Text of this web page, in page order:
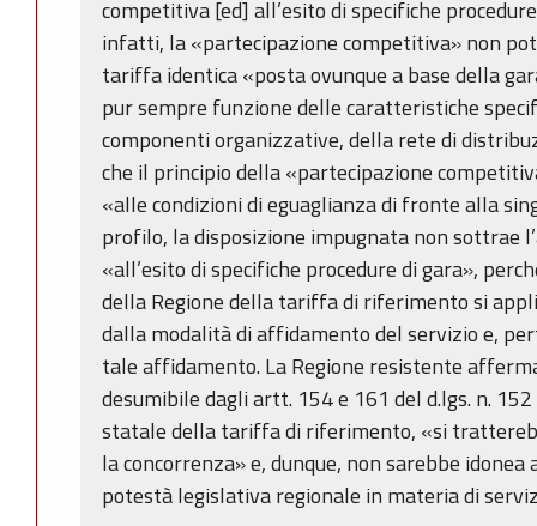
competitiva [ed] all’esito di specifiche
infatti, la «partecipazione competitiva» non
tariffa identica «posta ovunque a base della
pur sempre funzione delle caratteristiche
componenti organizzative, della rete di
che il principio della «partecipazione
«alle condizioni di eguaglianza di fronte alla
profilo, la disposizione impugnata non sottrae
«all’esito di specifiche procedure di gara»,
della Regione della tariffa di riferimento si
dalla modalità di affidamento del servizio e,
tale affidamento. La Regione resistente
desumibile dagli artt. 154 e 161 del d.lgs. n.
statale della tariffa di riferimento, «si
la concorrenza» e, dunque, non sarebbe idonea
potestà legislativa regionale in materia di